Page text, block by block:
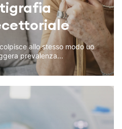
allo stesso modo uo
prevalenza...